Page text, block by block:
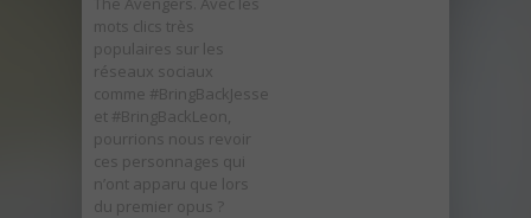
mots clics très
populaires sur les
réseaux sociaux
comme #BringBackJesse
et #BringBackLeon,
pourrions nous revoir
ces personnages qui
n’ont apparu que lors
du premier opus ?